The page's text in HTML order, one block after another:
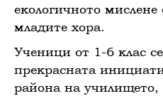
екологичното мислене
младите хора.
Ученици от 1-6 клас
прекрасната
района на училището,